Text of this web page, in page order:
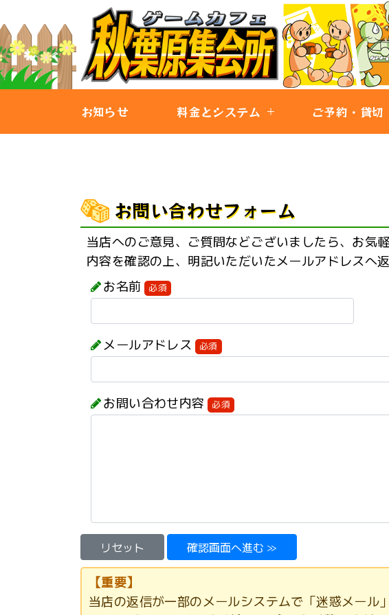
お知らせ 料金とシステム ご予約・貸切
お問い合わせフォーム
当店へのご意見、ご質問などございましたら、お気
内容を確認の上、明記いただいたメールアドレスへ
お名前 必須
メールアドレス 必須
お問い合わせ内容 必須
【重要】
当店の返信が一部のメールシステムで「迷惑メー